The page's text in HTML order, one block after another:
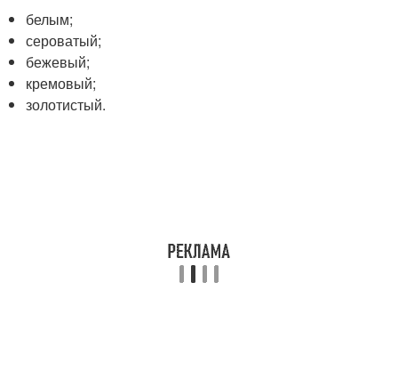
белым;
сероватый;
бежевый;
кремовый;
золотистый.